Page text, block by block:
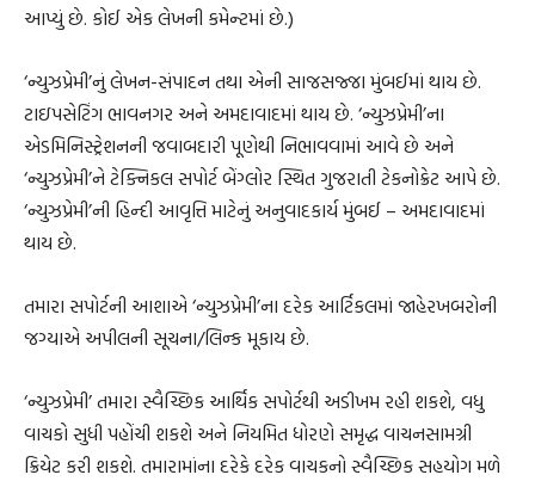
આપ્યું છે. કોઈ એક લેખની કમેન્ટમાં છે.)
‘ન્યુઝપ્રેમી’નું લેખન-સંપાદન તથા એની સાજસજ્જા મુંબઈમાં થાય છે.
ટાઇપસેટિંગ ભાવનગર અને અમદાવાદમાં થાય છે. ‘ન્યુઝપ્રેમી’ના
એડમિનિસ્ટ્રેશનની જવાબદારી પૂણેથી નિભાવવામાં આવે છે અને
‘ન્યુઝપ્રેમી’ને ટેક્નિકલ સપોર્ટ બેંગ્લોર સ્થિત ગુજરાતી ટેકનોક્રેટ આપે છે.
‘ન્યુઝપ્રેમી’ની હિન્દી આવૃત્તિ માટેનું અનુવાદકાર્ય મુંબઈ – અમદાવાદમાં
થાય છે.
તમારા સપોર્ટની આશાએ ‘ન્યુઝપ્રેમી’ના દરેક આર્ટિકલમાં જાહેરખબરોની
જગ્યાએ અપીલની સૂચના/લિન્ક મૂકાય છે.
‘ન્યુઝપ્રેમી’ તમારા સ્વૈચ્છિક આર્થિક સપોર્ટથી અડીખમ રહી શકશે, વધુ
વાચકો સુધી પહોંચી શકશે અને નિયમિત ધોરણે સમૃદ્ધ વાચનસામગ્રી
ક્રિયેટ કરી શકશે. તમારામાંના દરેકે દરેક વાચકનો સ્વૈચ્છિક સહયોગ મળે